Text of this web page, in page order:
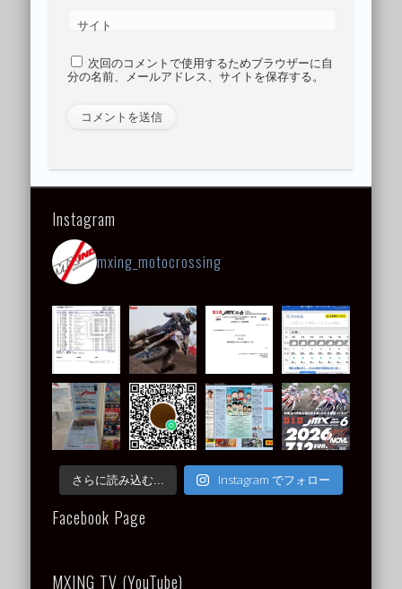
サイト
次回のコメントで使用するためブラウザーに自
分の名前、メールアドレス、サイトを保存する。
Instagram
mxing_motocrossing
さらに読み込む... Instagram でフォロー
Facebook Page
MXING TV (YouTube)